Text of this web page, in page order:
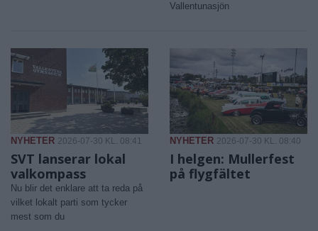
Vallentunasjön
NYHETER 2026-07-30 KL. 08:41
SVT lanserar lokal
valkompass
Nu blir det enklare att ta reda på
vilket lokalt parti som tycker
mest som du
NYHETER 2026-07-30 KL. 08:40
I helgen: Mullerfest
på flygfältet